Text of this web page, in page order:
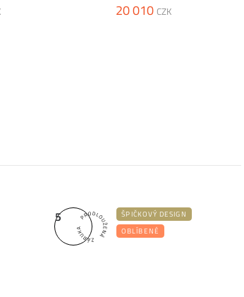
20 010 CZK
5
ŠPIČKOVÝ DESIGN
OBLÍBENÉ